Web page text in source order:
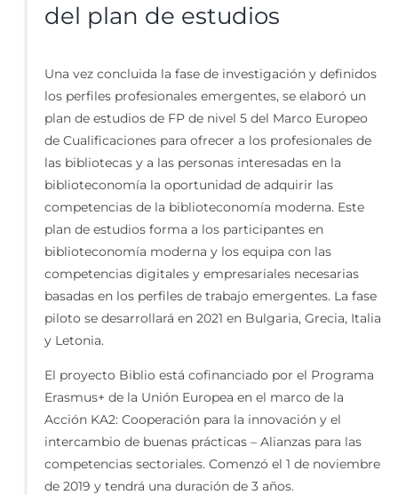
del plan de estudios
Una vez concluida la fase de investigación y definidos
los perfiles profesionales emergentes, se elaboró un
plan de estudios de FP de nivel 5 del Marco Europeo
de Cualificaciones para ofrecer a los profesionales de
las bibliotecas y a las personas interesadas en la
biblioteconomía la oportunidad de adquirir las
competencias de la biblioteconomía moderna. Este
plan de estudios forma a los participantes en
biblioteconomía moderna y los equipa con las
competencias digitales y empresariales necesarias
basadas en los perfiles de trabajo emergentes. La fase
piloto se desarrollará en 2021 en Bulgaria, Grecia, Italia
y Letonia.
El proyecto Biblio está cofinanciado por el Programa
Erasmus+ de la Unión Europea en el marco de la
Acción KA2: Cooperación para la innovación y el
intercambio de buenas prácticas – Alianzas para las
competencias sectoriales. Comenzó el 1 de noviembre
de 2019 y tendrá una duración de 3 años.